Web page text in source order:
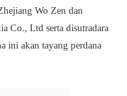
Wo Zen dan
Co., Ltd serta disutradara
ini akan tayang perdana